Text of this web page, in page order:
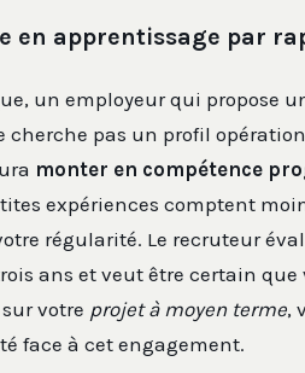
en apprentissage par
un employeur qui propose
pas un profil
monter en compétence
expériences comptent
régularité. Le recruteur
ans et veut être certain
votre projet à moyen terme,
face à cet engagement.